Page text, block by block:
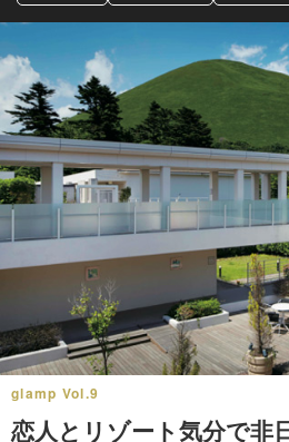
glamp Vol.9
恋人とリゾート気分で非